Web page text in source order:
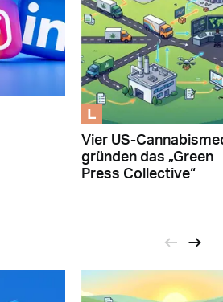
L
Vier US-
gründen das „Green
Press Collective“